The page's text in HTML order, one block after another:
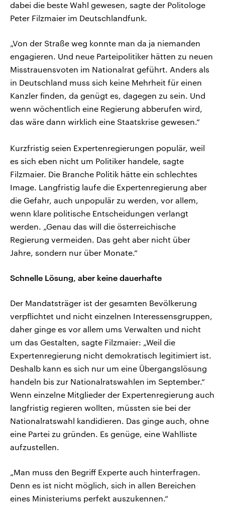
dabei die beste Wahl gewesen, sagte der Politologe
Peter Filzmaier im Deutschlandfunk.
„Von der Straße weg konnte man da ja niemanden
engagieren. Und neue Parteipolitiker hätten zu neuen
Misstrauensvoten im Nationalrat geführt. Anders als
in Deutschland muss sich keine Mehrheit für einen
Kanzler finden, da genügt es, dagegen zu sein. Und
wenn wöchentlich eine Regierung abberufen wird,
das wäre dann wirklich eine Staatskrise gewesen.“
Kurzfristig seien Expertenregierungen populär, weil
es sich eben nicht um Politiker handele, sagte
Filzmaier. Die Branche Politik hätte ein schlechtes
Image. Langfristig laufe die Expertenregierung aber
die Gefahr, auch unpopulär zu werden, vor allem,
wenn klare politische Entscheidungen verlangt
werden. „Genau das will die österreichische
Regierung vermeiden. Das geht aber nicht über
Jahre, sondern nur über Monate.“
Schnelle Lösung, aber keine dauerhafte
Der Mandatsträger ist der gesamten Bevölkerung
verpflichtet und nicht einzelnen Interessensgruppen,
daher ginge es vor allem ums Verwalten und nicht
um das Gestalten, sagte Filzmaier: „Weil die
Expertenregierung nicht demokratisch legitimiert ist.
Deshalb kann es sich nur um eine Übergangslösung
handeln bis zur Nationalratswahlen im September.“
Wenn einzelne Mitglieder der Expertenregierung auch
langfristig regieren wollten, müssten sie bei der
Nationalratswahl kandidieren. Das ginge auch, ohne
eine Partei zu gründen. Es genüge, eine Wahlliste
aufzustellen.
„Man muss den Begriff Experte auch hinterfragen.
Denn es ist nicht möglich, sich in allen Bereichen
eines Ministeriums perfekt auszukennen.“